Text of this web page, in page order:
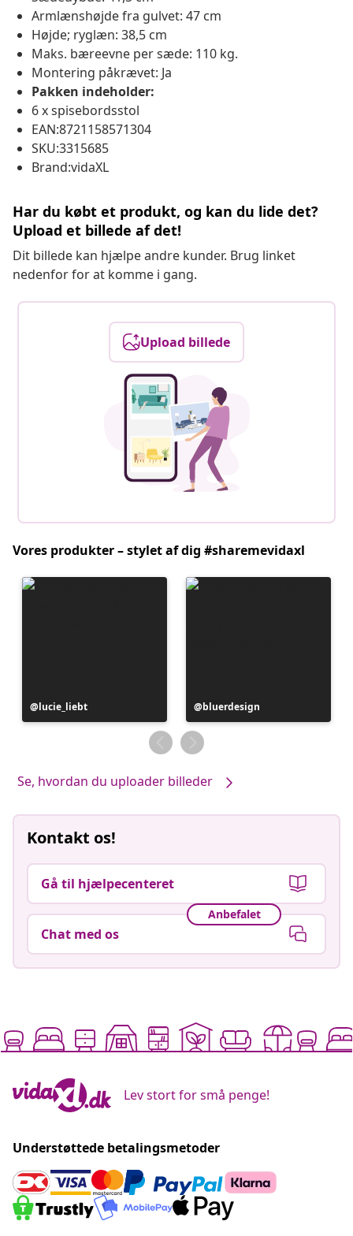
Armlænshøjde fra gulvet: 47 cm
Højde; ryglæn: 38,5 cm
Maks. bæreevne per sæde: 110 kg.
Montering påkrævet: Ja
Pakken indeholder:
6 x spisebordsstol
EAN:8721158571304
SKU:3315685
Brand:vidaXL
Har du købt et produkt, og kan du lide det?
Upload et billede af det!
Dit billede kan hjælpe andre kunder. Brug linket
nedenfor for at komme i gang.
Upload billede
Vores produkter – stylet af dig #sharemevidaxl
Opslag
offentliggjort
lucie_liebt
Opslag
offentliggjort
af
bluerdesign
Se, hvordan du uploader billeder
Kontakt os!
Gå til hjælpecenteret
Anbefalet
Chat med os
Lev stort for små penge!
Understøttede betalingsmetoder